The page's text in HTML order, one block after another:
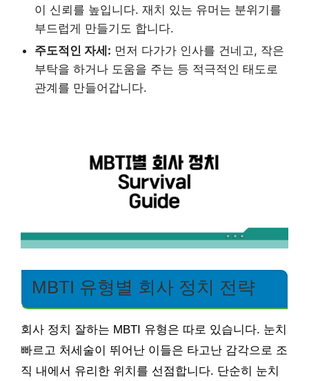
이 신뢰를 높입니다. 재치 있는 유머는 분위기를
부드럽게 만들기도 합니다.
주도적인 자세: 먼저 다가가 인사를 건네고, 작은
부탁을 하거나 도움을 주는 등 적극적인 태도로
관계를 만들어갑니다.
MBTI 유형별 회사 정치 전략
회사 정치 잘하는 MBTI 유형은 따로 있습니다. 눈치
빠르고 처세술이 뛰어난 이들은 타고난 감각으로 조
직 내에서 유리한 위치를 선점합니다. 단순히 눈치